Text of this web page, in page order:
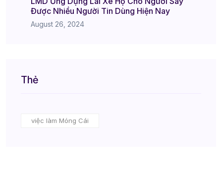
Được Nhiều Người Tin Dùng Hiện Nay
August 26, 2024
Thẻ
việc làm Móng Cái